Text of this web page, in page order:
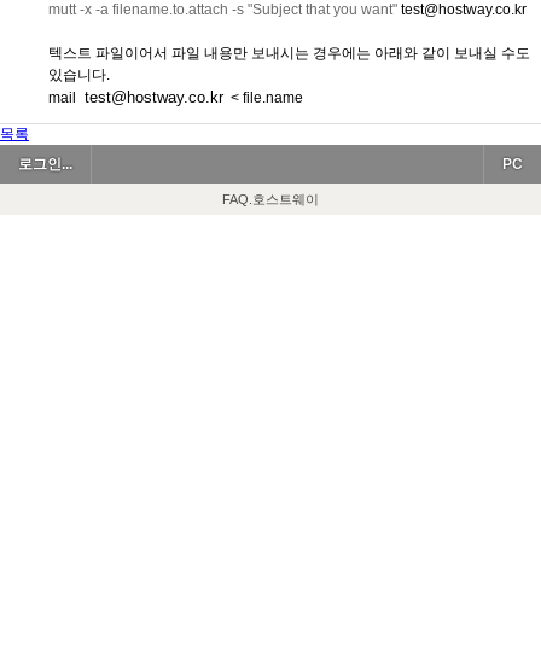
mutt -x -a filename.to.attach -s "Subject that you want" test@hostway.co.kr
텍스트 파일이어서 파일 내용만 보내시는 경우에는 아래와 같이 보내실 수도
있습니다.
mail
test@hostway.co.kr < file.name
목록
로그인...
PC
FAQ.호스트웨이